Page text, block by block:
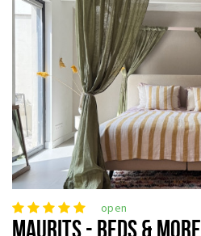
open
MAURITS - BEDS & MORE